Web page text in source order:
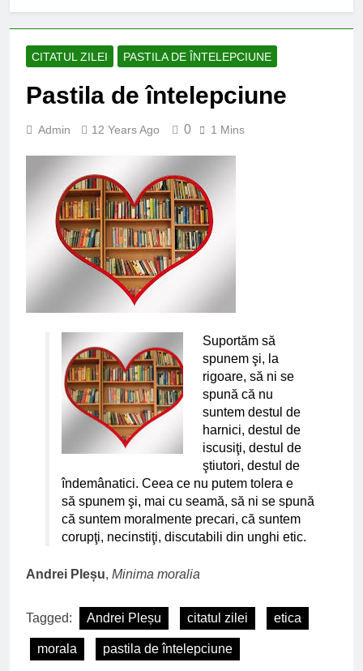
CITATUL ZILEI PASTILA DE ÎNTELEPCIUNE
Pastila de întelepciune
Admin 12 Years Ago 0 1 Mins
Suportăm să
spunem şi, la
rigoare, să ni se
spună că nu
suntem destul de
harnici, destul de
iscusiţi, destul de
ştiutori, destul de
îndemânatici. Ceea ce nu putem tolera e
să spunem şi, mai cu seamă, să ni se spună
că suntem moralmente precari, că suntem
corupţi, necinstiţi, discutabili din unghi etic.
Andrei Pleșu, Minima moralia
Tagged: Andrei Pleșu citatul zilei etica
morala pastila de întelepciune